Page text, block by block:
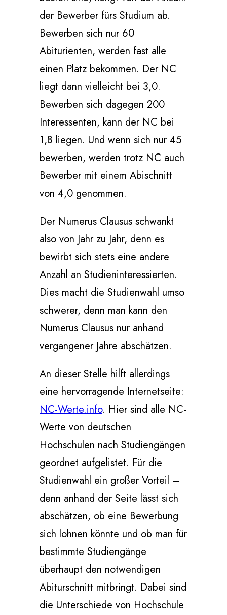
der Bewerber fürs Studium ab.
Bewerben sich nur 60
Abiturienten, werden fast alle
einen Platz bekommen. Der NC
liegt dann vielleicht bei 3,0.
Bewerben sich dagegen 200
Interessenten, kann der NC bei
1,8 liegen. Und wenn sich nur 45
bewerben, werden trotz NC auch
Bewerber mit einem Abischnitt
von 4,0 genommen.
Der Numerus Clausus schwankt
also von Jahr zu Jahr, denn es
bewirbt sich stets eine andere
Anzahl an Studieninteressierten.
Dies macht die Studienwahl umso
schwerer, denn man kann den
Numerus Clausus nur anhand
vergangener Jahre abschätzen.
An dieser Stelle hilft allerdings
eine hervorragende Internetseite:
NC-Werte.info. Hier sind alle NC-
Werte von deutschen
Hochschulen nach Studiengängen
geordnet aufgelistet. Für die
Studienwahl ein großer Vorteil –
denn anhand der Seite lässt sich
abschätzen, ob eine Bewerbung
sich lohnen könnte und ob man für
bestimmte Studiengänge
überhaupt den notwendigen
Abiturschnitt mitbringt. Dabei sind
die Unterschiede von Hochschule